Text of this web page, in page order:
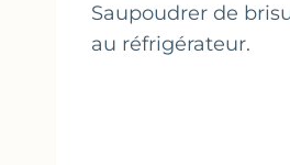
Saupoudrer de
au réfrigérateur.